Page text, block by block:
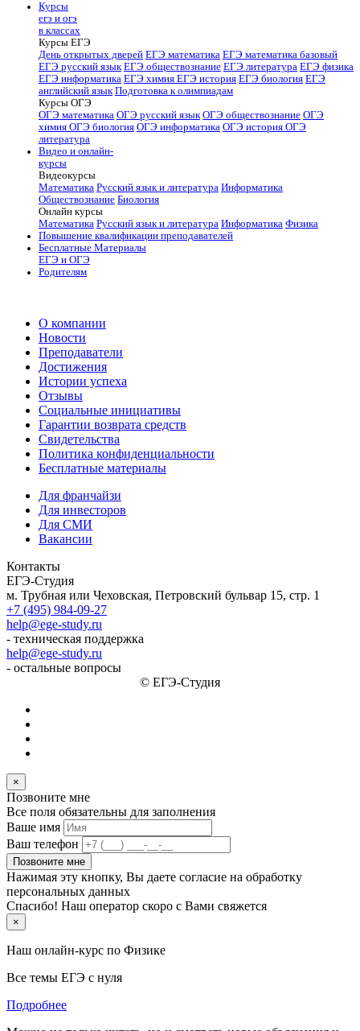
Курсы
егэ и огэ
в классах
Курсы ЕГЭ
День открытых дверей ЕГЭ математика ЕГЭ математика базовый
ЕГЭ русский язык ЕГЭ обществознание ЕГЭ литература ЕГЭ физика
ЕГЭ информатика ЕГЭ химия ЕГЭ история ЕГЭ биология ЕГЭ
английский язык Подготовка к олимпиадам
Курсы ОГЭ
ОГЭ математика ОГЭ русский язык ОГЭ обществознание ОГЭ
химия ОГЭ биология ОГЭ информатика ОГЭ история ОГЭ
литература
Видео и онлайн-
курсы
Видеокурсы
Математика Русский язык и литература Информатика
Обществознание Биология
Онлайн курсы
Математика Русский язык и литература Информатика Физика
Повышение квалификации преподавателей
Бесплатные Материалы
ЕГЭ и ОГЭ
Родителям
О компании
Новости
Преподаватели
Достижения
Истории успеха
Отзывы
Социальные инициативы
Гарантии возврата средств
Свидетельства
Политика конфиденциальности
Бесплатные материалы
Для франчайзи
Для инвесторов
Для СМИ
Вакансии
Контакты
ЕГЭ-Студия
м. Трубная или Чеховская, Петровский бульвар 15, стр. 1
+7 (495) 984-09-27
help@ege-study.ru
- техническая поддержка
help@ege-study.ru
- остальные вопросы
© ЕГЭ-Студия
×
Позвоните мне
Все поля обязательны для заполнения
Ваше имя
Ваш телефон
Позвоните мне
Нажимая эту кнопку, Вы даете согласие на обработку
персональных данных
Спасибо! Наш оператор скоро с Вами свяжется
×
Наш онлайн-курс по Физике
Все темы ЕГЭ с нуля
Подробнее